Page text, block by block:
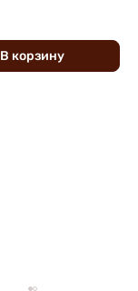
В корзину